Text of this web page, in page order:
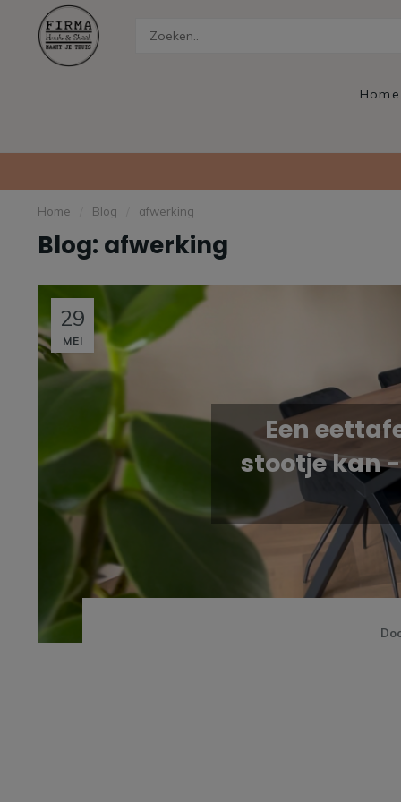
Home
Home Blog afwerking
Blog: afwerking
29
MEI
Een
stootje kan